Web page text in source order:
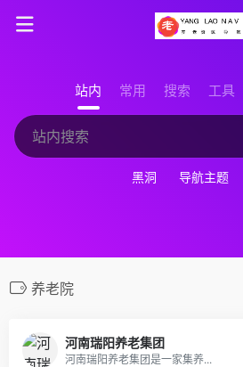
站内 常用 搜索 工具
黑洞 导航主题
养老院
河南瑞阳养老集团
河南瑞阳养老集团是一家集养...